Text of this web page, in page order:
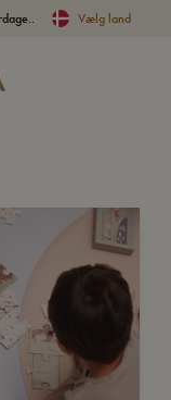
Vælg land